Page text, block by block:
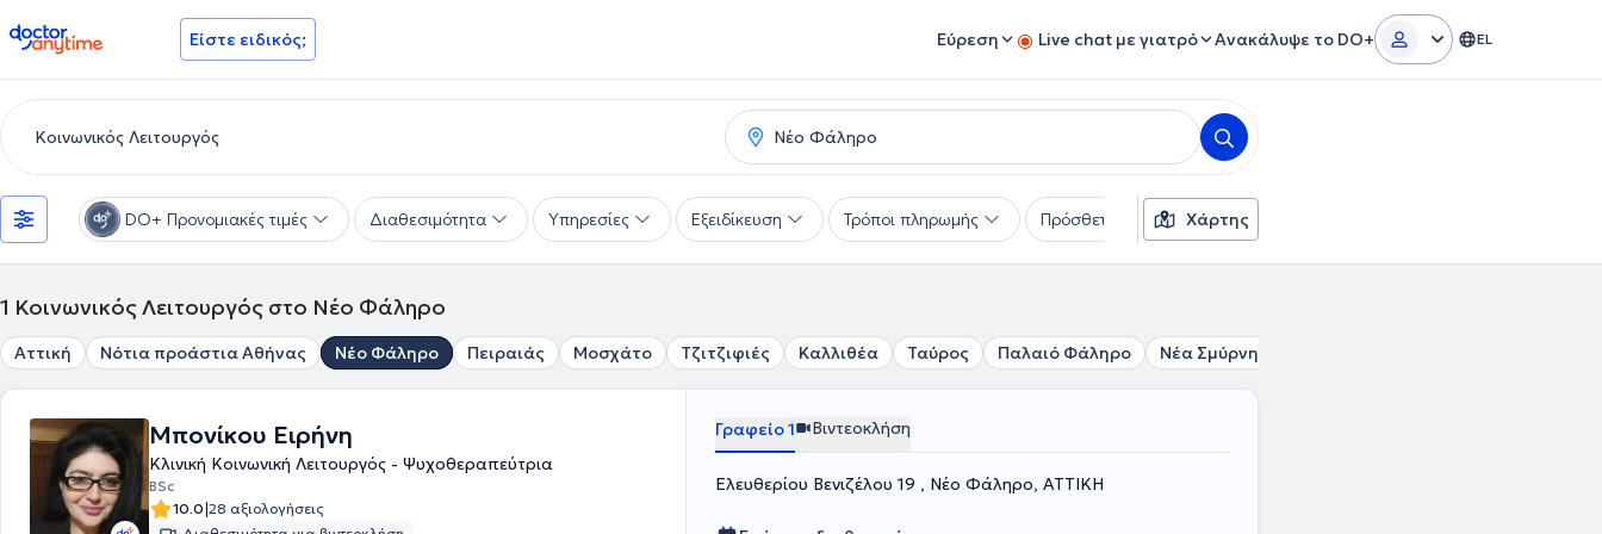
doctoranytime Είστε ειδικός; Εύρεση Live chat με γιατρό Ανακάλυψε το DO+ EL
DO+ Προνομιακές τιμές Διαθεσιμότητα Υπηρεσίες Εξειδίκευση Τρόποι πληρωμής Πρόσθετα φίλτρα Γλώσσες
Χάρτης
1 Κοινωνικός Λειτουργός στο Νέο Φάληρο
Αττική Νότια προάστια Αθήνας Νέο Φάληρο Πειραιάς Μοσχάτο Τζιτζιφιές Καλλιθέα Ταύρος Παλαιό Φάληρο Νέα Σμύρνη
Μπονίκου Ειρήνη
Κλινική Κοινωνική Λειτουργός - Ψυχοθεραπεύτρια
BSc
10.0|28 αξιολογήσεις
Γραφείο 1 Βιντεοκλήση
Ελευθερίου Βενιζέλου 19 , Νέο Φάληρο, ΑΤΤΙΚΗ